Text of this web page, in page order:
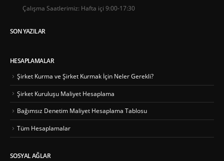
Çalışma Saatlerimiz: Hafta içi 9:00-17:30
SON YAZILAR
HESAPLAMALAR
Şirket Kurma ve Şirket Kurmak İçin Neler Gerekli?
Şirket Kuruluşu Maliyet Hesaplama
Bağımsız Denetim Maliyet Hesaplama Tablosu
Tüm Hesaplamalar
SOSYAL AĞLAR